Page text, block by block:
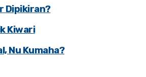
Dipikiran?
Kiwari
Nu Kumaha?